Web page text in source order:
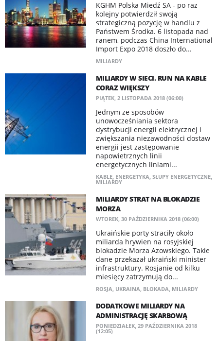
KGHM Polska Miedź SA - po raz
kolejny potwierdził swoją
strategiczną pozycję w handlu z
Państwem Środka. 6 listopada nad
ranem, podczas China International
Import Expo 2018 doszło do...
MILIARDY
MILIARDY W SIECI. RUN NA KABLE
CORAZ WIĘKSZY
PIĄTEK, 2 LISTOPADA 2018 (06:00)
Jednym ze sposobów
unowocześniania sektora
dystrybucji energii elektrycznej i
zwiększania niezawodności dostaw
energii jest zastępowanie
napowietrznych linii
energetycznych liniami...
KABLE, ENERGETYKA, SŁUPY ENERGETYCZNE,
MILIARDY
MILIARDY STRAT NA BLOKADZIE
MORZA
WTOREK, 30 PAŹDZIERNIKA 2018 (06:00)
Ukraińskie porty straciły około
miliarda hrywien na rosyjskiej
blokadzie Morza Azowskiego. Takie
dane przekazał ukraiński minister
infrastruktury. Rosjanie od kilku
miesięcy zatrzymują do...
ROSJA, UKRAINA, BLOKADA, MILIARDY
DODATKOWE MILIARDY NA
ADMINISTRACJĘ SKARBOWĄ
PONIEDZIAŁEK, 29 PAŹDZIERNIKA 2018
(12:05)